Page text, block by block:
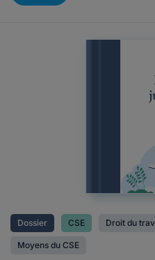
Dossier CSE Droit du
Moyens du CSE